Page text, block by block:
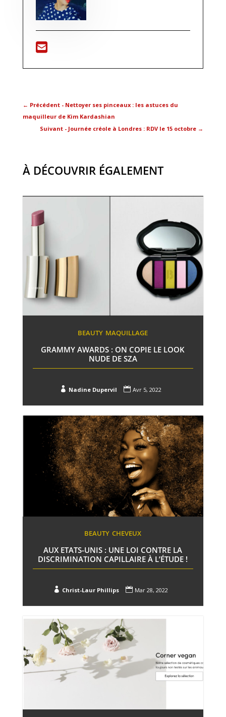
← Précédent - Nettoyer ses pinceaux : les astuces du
maquilleur de Kim Kardashian
Suivant - Journée créole à Londres : RDV le 15 octobre →
À DÉCOUVRIR ÉGALEMENT
BEAUTY MAQUILLAGE
GRAMMY AWARDS : ON COPIE LE LOOK
NUDE DE SZA
 Nadine Dupervil  Avr 5, 2022
BEAUTY CHEVEUX
AUX ETATS-UNIS : UNE LOI CONTRE LA
DISCRIMINATION CAPILLAIRE À L’ÉTUDE !
 Christ-Laur Phillips  Mar 28, 2022